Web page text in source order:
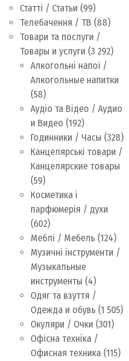
Статті / Статьи (99)
Телебачення / ТВ (88)
Товари та послуги /
Товары и услуги (3 292)
Алкогольні напої /
Алкогольные напитки
(58)
Аудіо та Відео / Аудио
и Видео (192)
Годинники / Часы (328)
Канцелярські товари /
Канцелярские товары
(59)
Косметика і
парфюмерія / духи
(602)
Меблі / Мебель (124)
Музичні інструменти /
Музыкальные
инструменты (4)
Одяг та взуття /
Одежда и обувь (1 505)
Окуляри / Очки (301)
Офісна техніка /
Офисная техника (115)